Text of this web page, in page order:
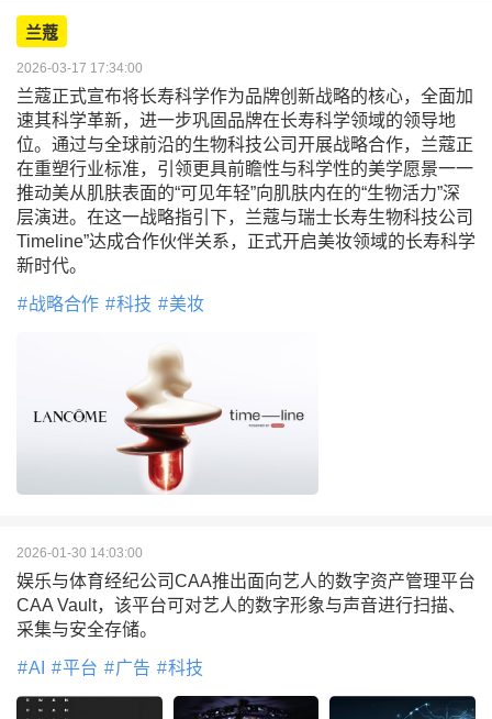
兰蔻
2026-03-17 17:34:00
兰蔻正式宣布将长寿科学作为品牌创新战略的核心，全面加
速其科学革新，进一步巩固品牌在长寿科学领域的领导地
位。通过与全球前沿的生物科技公司开展战略合作，兰蔻正
在重塑行业标准，引领更具前瞻性与科学性的美学愿景一一
推动美从肌肤表面的“可见年轻”向肌肤内在的“生物活力”深
层演进。在这一战略指引下，兰蔻与瑞士长寿生物科技公司
Timeline”达成合作伙伴关系，正式开启美妆领域的长寿科学
新时代。
战略合作 科技 美妆
2026-01-30 14:03:00
娱乐与体育经纪公司CAA推出面向艺人的数字资产管理平台
CAA Vault，该平台可对艺人的数字形象与声音进行扫描、
采集与安全存储。
AI 平台 广告 科技